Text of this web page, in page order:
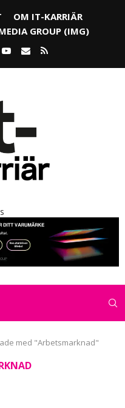
OM IT-KARRIÄR
GROUP (IMG)
med "Arbetsmarknad"